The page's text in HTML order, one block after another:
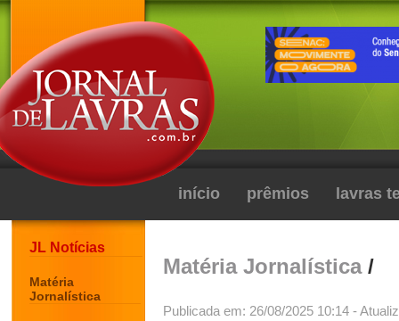
início prêmios lavras
JL Notícias
Matéria
Jornalística
Matéria Jornalística/
Publicada em: 26/08/2025 10:14 -